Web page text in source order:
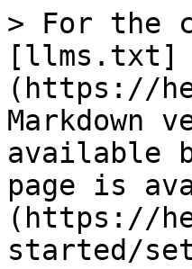
> For the
[llms.txt]
(https://
Markdown
available
page is
(https://
started/